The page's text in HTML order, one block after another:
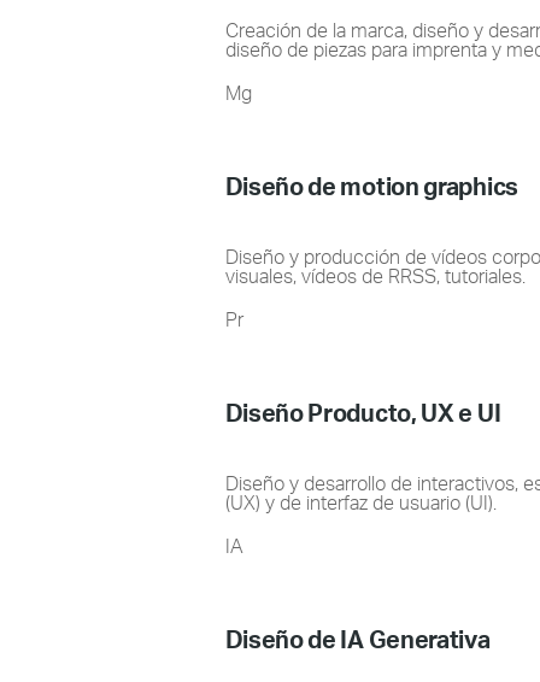
Creación de la marca, diseño y
diseño de piezas para imprenta y
Mg
Diseño de motion graphics
Diseño y producción de vídeos
visuales, vídeos de RRSS, tutoriales.
Pr
Diseño Producto, UX e UI
Diseño y desarrollo de interactivos,
(UX) y de interfaz de usuario (UI).
IA
Diseño de IA Generativa